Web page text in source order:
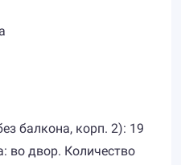
балкона, корп. 2): 19
во двор. Количество